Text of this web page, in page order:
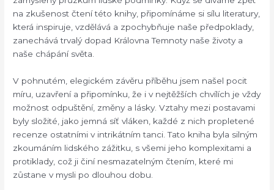
na zkušenost čtení této knihy, připomínáme si sílu literatury,
která inspiruje, vzdělává a zpochybňuje naše předpoklady,
zanechává trvalý dopad Královna Temnoty naše životy a
naše chápání světa.
V pohnutém, elegickém závěru příběhu jsem našel pocit
míru, uzavření a připomínku, že i v nejtěžších chvílích je vždy
možnost odpuštění, změny a lásky. Vztahy mezi postavami
byly složité, jako jemná síť vláken, každé z nich propletené
recenze ostatními v intrikátním tanci. Tato kniha byla silným
zkoumáním lidského zážitku, s všemi jeho komplexitami a
protiklady, což ji činí nesmazatelným čtením, které mi
zůstane v mysli po dlouhou dobu.